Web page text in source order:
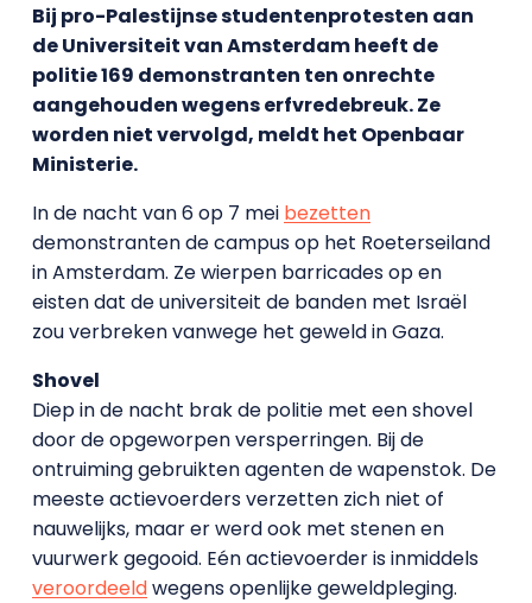
Bij pro-Palestijnse studentenprotesten aan
de Universiteit van Amsterdam heeft de
politie 169 demonstranten ten onrechte
aangehouden wegens erfvredebreuk. Ze
worden niet vervolgd, meldt het Openbaar
Ministerie.
In de nacht van 6 op 7 mei bezetten
demonstranten de campus op het Roeterseiland
in Amsterdam. Ze wierpen barricades op en
eisten dat de universiteit de banden met Israël
zou verbreken vanwege het geweld in Gaza.
Shovel
Diep in de nacht brak de politie met een shovel
door de opgeworpen versperringen. Bij de
ontruiming gebruikten agenten de wapenstok. De
meeste actievoerders verzetten zich niet of
nauwelijks, maar er werd ook met stenen en
vuurwerk gegooid. Eén actievoerder is inmiddels
veroordeeldwegens openlijke geweldpleging.